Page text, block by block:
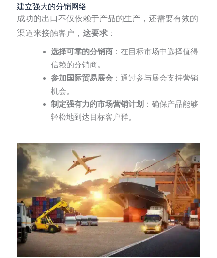
建立强大的分销网络
成功的出口不仅依赖于产品的生产，还需要有效的
渠道来接触客户， 这要求 ：
选择可靠的分销商：在目标市场中选择值得
信赖的分销商。
参加国际贸易展会：通过参与展会支持营销
机会。
制定强有力的市场营销计划 ：确保产品能够
轻松地到达目标客户群。